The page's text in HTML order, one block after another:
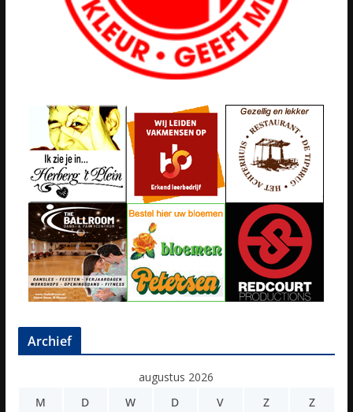
Archief
augustus 2026
M
D W D V Z Z